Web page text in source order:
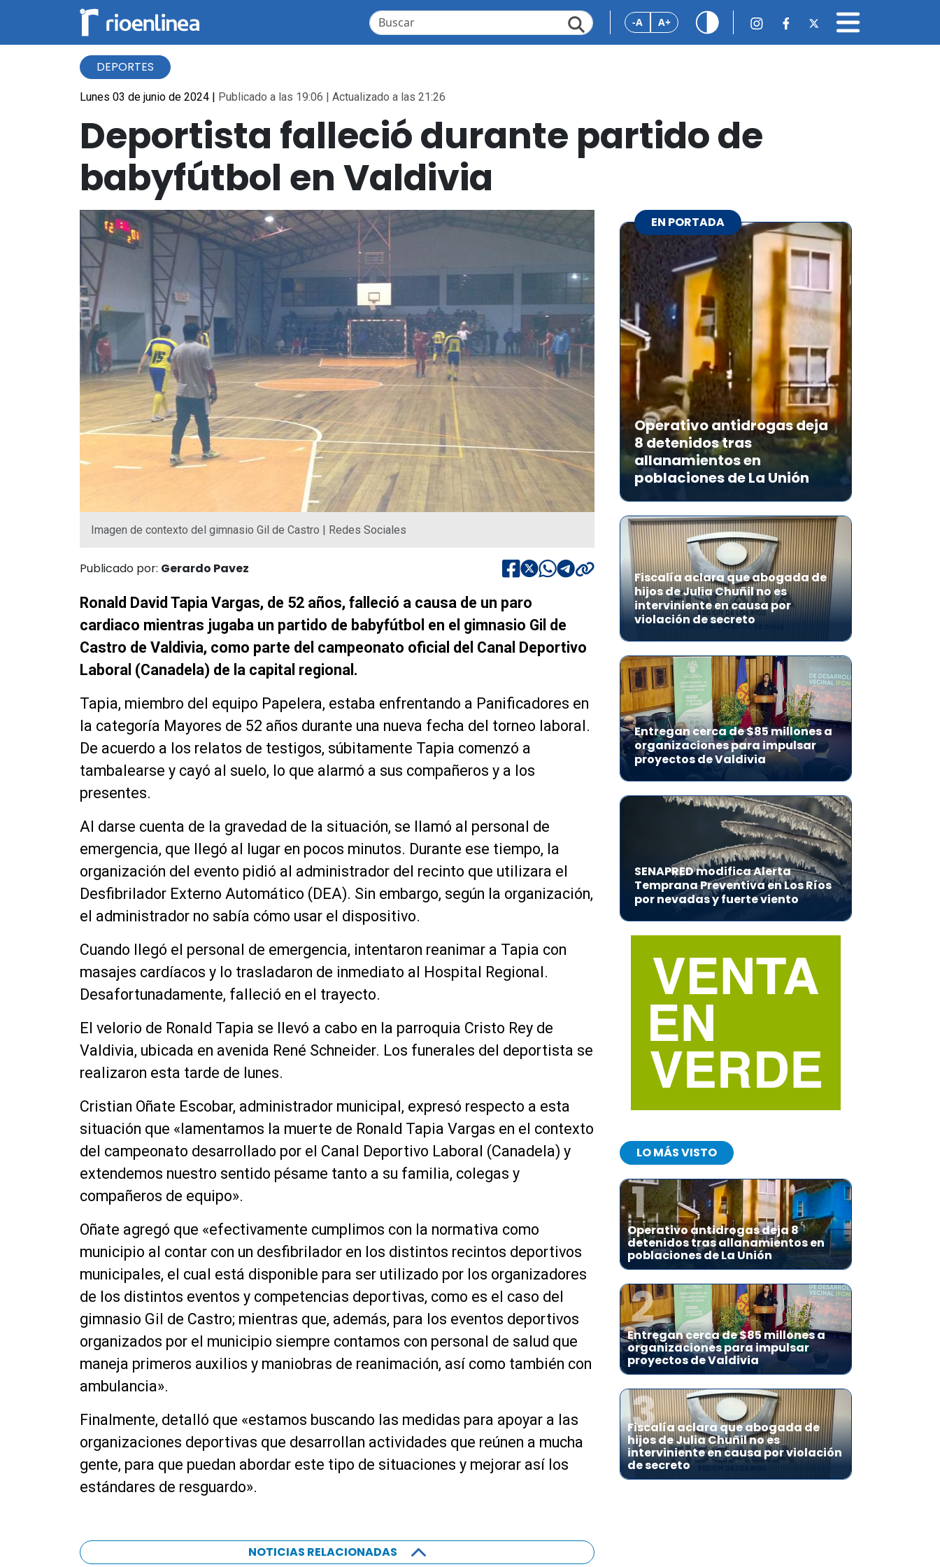
-A A+
DEPORTES
Lunes 03 de junio de 2024 | Publicado a las 19:06 | Actualizado a las 21:26
Deportista falleció durante partido de
babyfútbol en Valdivia
Imagen de contexto del gimnasio Gil de Castro | Redes Sociales
Publicado por: Gerardo Pavez
Ronald David Tapia Vargas, de 52 años, falleció a causa de un paro
cardiaco mientras jugaba un partido de babyfútbol en el gimnasio Gil de
Castro de Valdivia, como parte del campeonato oficial del Canal Deportivo
Laboral (Canadela) de la capital regional.
Tapia, miembro del equipo Papelera, estaba enfrentando a Panificadores en
la categoría Mayores de 52 años durante una nueva fecha del torneo laboral.
De acuerdo a los relatos de testigos, súbitamente Tapia comenzó a
tambalearse y cayó al suelo, lo que alarmó a sus compañeros y a los
presentes.
Al darse cuenta de la gravedad de la situación, se llamó al personal de
emergencia, que llegó al lugar en pocos minutos. Durante ese tiempo, la
organización del evento pidió al administrador del recinto que utilizara el
Desfibrilador Externo Automático (DEA). Sin embargo, según la organización,
el administrador no sabía cómo usar el dispositivo.
Cuando llegó el personal de emergencia, intentaron reanimar a Tapia con
masajes cardíacos y lo trasladaron de inmediato al Hospital Regional.
Desafortunadamente, falleció en el trayecto.
El velorio de Ronald Tapia se llevó a cabo en la parroquia Cristo Rey de
Valdivia, ubicada en avenida René Schneider. Los funerales del deportista se
realizaron esta tarde de lunes.
Cristian Oñate Escobar, administrador municipal, expresó respecto a esta
situación que «lamentamos la muerte de Ronald Tapia Vargas en el contexto
del campeonato desarrollado por el Canal Deportivo Laboral (Canadela) y
extendemos nuestro sentido pésame tanto a su familia, colegas y
compañeros de equipo».
Oñate agregó que «efectivamente cumplimos con la normativa como
municipio al contar con un desfibrilador en los distintos recintos deportivos
municipales, el cual está disponible para ser utilizado por los organizadores
de los distintos eventos y competencias deportivas, como es el caso del
gimnasio Gil de Castro; mientras que, además, para los eventos deportivos
organizados por el municipio siempre contamos con personal de salud que
maneja primeros auxilios y maniobras de reanimación, así como también con
ambulancia».
Finalmente, detalló que «estamos buscando las medidas para apoyar a las
organizaciones deportivas que desarrollan actividades que reúnen a mucha
gente, para que puedan abordar este tipo de situaciones y mejorar así los
estándares de resguardo».
NOTICIAS RELACIONADAS
EN PORTADA
Operativo antidrogas deja
8 detenidos tras
allanamientos en
poblaciones de La Unión
Fiscalía aclara que abogada de
hijos de Julia Chuñil no es
interviniente en causa por
violación de secreto
Entregan cerca de $85 millones a
organizaciones para impulsar
proyectos de Valdivia
SENAPRED modifica Alerta
Temprana Preventiva en Los Ríos
por nevadas y fuerte viento
LO MÁS VISTO
1
Operativo antidrogas deja 8
detenidos tras allanamientos en
poblaciones de La Unión
2
Entregan cerca de $85 millones a
organizaciones para impulsar
proyectos de Valdivia
3
Fiscalía aclara que abogada de
hijos de Julia Chuñil no es
interviniente en causa por violación
de secreto